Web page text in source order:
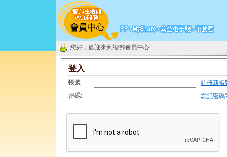
您好，歡迎來到智邦會員中心
登入
帳號:
註冊新帳
密碼:
忘記密碼